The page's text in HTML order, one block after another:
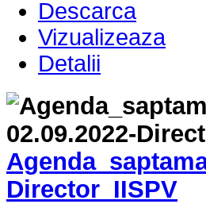
Descarca
Vizualizeaza
Detalii
Director_IISPV